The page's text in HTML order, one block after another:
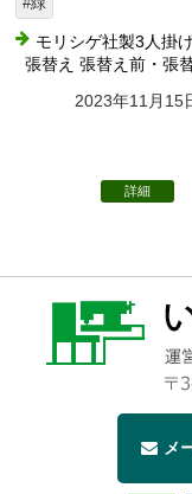
モリシゲ社製3人掛
張替え 張替え前・張
2023年11月15
詳細
メ